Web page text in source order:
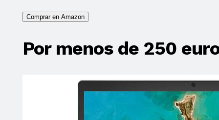
Comprar en Amazon
Por menos de 250